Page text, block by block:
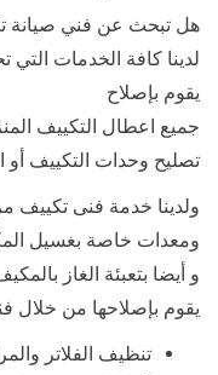
هل تبحث عن فني صيانة
لدينا كافة الخدمات
يقوم بإصلاح
جميع اعطال التكييف
تصليح وحدات التكييف أو
ولدينا خدمة فنى تكييف
ومعدات خاصة بغسيل
و أيضا بتعبئة الغاز
يقوم بإصلاحها من خلال
تنظيف الفلاتر